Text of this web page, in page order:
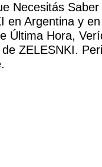
Necesitás
en Argentina y
Última Hora,
ZELESNKI.